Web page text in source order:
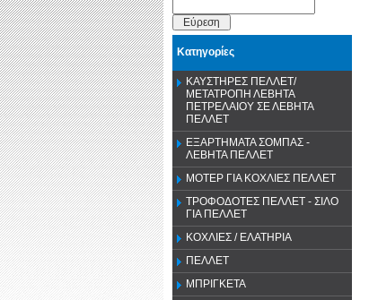
Εύρεση
Κατηγορίες
ΚΑΥΣΤΗΡΕΣ ΠΕΛΛΕΤ/
ΜΕΤΑΤΡΟΠΗ ΛΕΒΗΤΑ
ΠΕΤΡΕΛΑΙΟΥ ΣΕ ΛΕΒΗΤΑ
ΠΕΛΛΕΤ
ΕΞΑΡΤΗΜΑΤΑ ΣΟΜΠΑΣ -
ΛΕΒΗΤΑ ΠΕΛΛΕΤ
ΜΟΤΕΡ ΓΙΑ ΚΟΧΛΙΕΣ ΠΕΛΛΕΤ
ΤΡΟΦΟΔΟΤΕΣ ΠΕΛΛΕΤ - ΣΙΛΟ
ΓΙΑ ΠΕΛΛΕΤ
ΚΟΧΛΙΕΣ / ΕΛΑΤΗΡΙΑ
ΠΕΛΛΕΤ
ΜΠΡΙΓΚΕΤΑ